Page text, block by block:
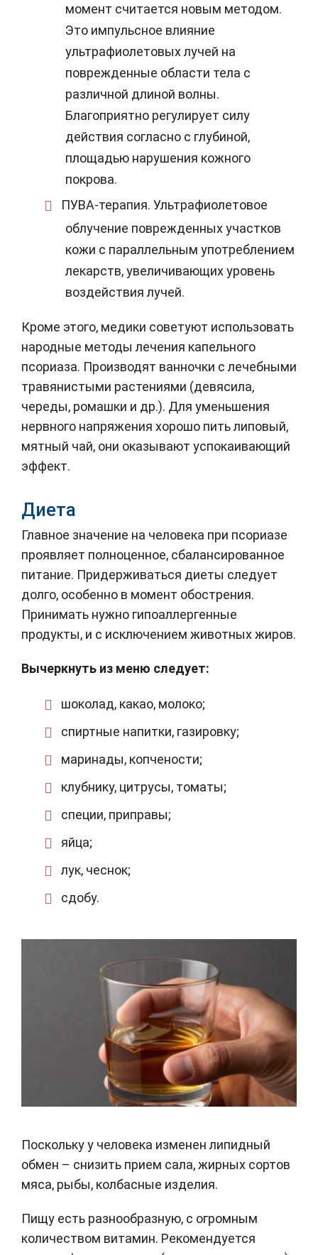
момент считается новым методом.
Это импульсное влияние
ультрафиолетовых лучей на
поврежденные области тела с
различной длиной волны.
Благоприятно регулирует силу
действия согласно с глубиной,
площадью нарушения кожного
покрова.
ПУВА-терапия. Ультрафиолетовое
облучение поврежденных участков
кожи с параллельным употреблением
лекарств, увеличивающих уровень
воздействия лучей.
Кроме этого, медики советуют использовать
народные методы лечения капельного
псориаза. Производят ванночки с лечебными
травянистыми растениями (девясила,
череды, ромашки и др.). Для уменьшения
нервного напряжения хорошо пить липовый,
мятный чай, они оказывают успокаивающий
эффект.
Диета
Главное значение на человека при псориазе
проявляет полноценное, сбалансированное
питание. Придерживаться диеты следует
долго, особенно в момент обострения.
Принимать нужно гипоаллергенные
продукты, и с исключением животных жиров.
Вычеркнуть из меню следует:
шоколад, какао, молоко;
спиртные напитки, газировку;
маринады, копчености;
клубнику, цитрусы, томаты;
специи, приправы;
яйца;
лук, чеснок;
сдобу.
Поскольку у человека изменен липидный
обмен – снизить прием сала, жирных сортов
мяса, рыбы, колбасные изделия.
Пищу есть разнообразную, с огромным
количеством витамин. Рекомендуется